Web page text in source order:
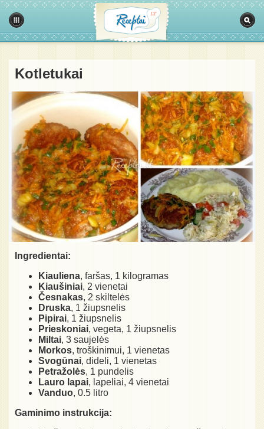
Kotletukai
Ingredientai:
Kiauliena, faršas, 1 kilogramas
Kiaušiniai, 2 vienetai
Česnakas, 2 skiltelės
Druska, 1 žiupsnelis
Pipirai, 1 žiupsnelis
Prieskoniai, vegeta, 1 žiupsnelis
Miltai, 3 saujelės
Morkos, troškinimui, 1 vienetas
Svogūnai, dideli, 1 vienetas
Petražolės, 1 pundelis
Lauro lapai, lapeliai, 4 vienetai
Vanduo, 0.5 litro
Gaminimo instrukcija: